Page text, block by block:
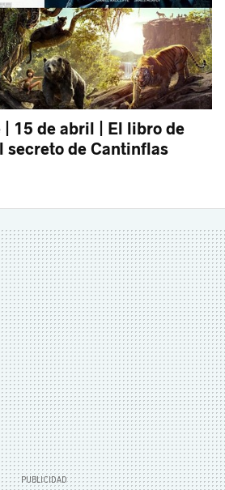
| 15 de abril | El libro de
secreto de Cantinflas